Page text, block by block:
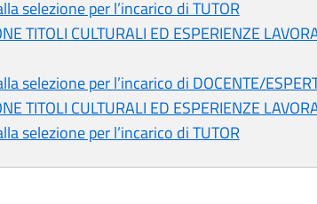
selezione per l’incarico di TUTOR
TITOLI CULTURALI ED ESPERIENZE
selezione per l’incarico di DOCENTE/
TITOLI CULTURALI ED ESPERIENZE
selezione per l’incarico di TUTOR